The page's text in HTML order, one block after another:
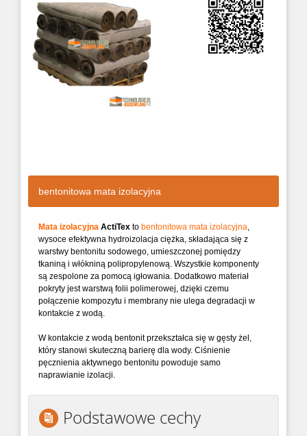
bentonitowa mata izolacyjna
Mata izolacyjna ActiTex to bentonitowa mata izolacyjna,
wysoce efektywna hydroizolacja ciężka, składająca się z
warstwy bentonitu sodowego, umieszczonej pomiędzy
tkaniną i włókniną polipropylenową. Wszystkie komponenty
są zespolone za pomocą igłowania. Dodatkowo materiał
pokryty jest warstwą folii polimerowej, dzięki czemu
połączenie kompozytu i membrany nie ulega degradacji w
kontakcie z wodą.
W kontakcie z wodą bentonit przekształca się w gęsty żel,
który stanowi skuteczną barierę dla wody. Ciśnienie
pęcznienia aktywnego bentonitu powoduje samo
naprawianie izolacji.
Podstawowe cechy